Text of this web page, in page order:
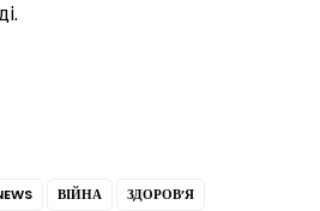
ВІЙНА ЗДОРОВ’Я